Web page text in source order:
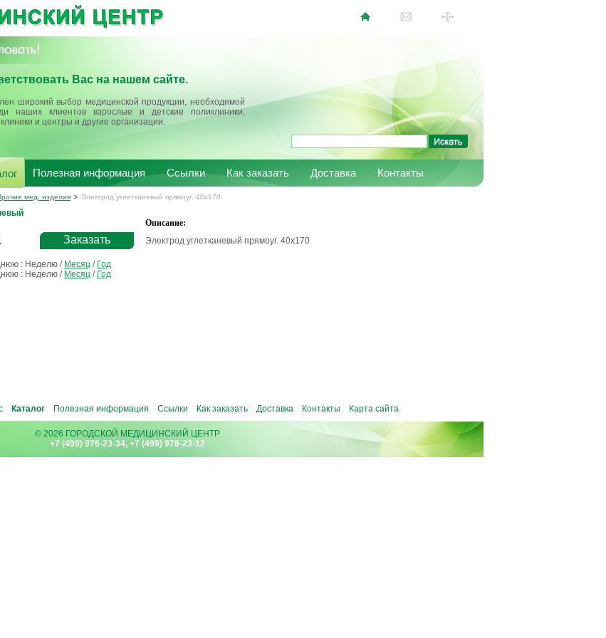
Вас на нашем сайте.
широкий выбор медицинской продукции, необходимой
наших клиентов взрослые и детские поликлиники,
и центры и другие организации.
Полезная информация Ссылки Как заказать Доставка Контакты
мед. изделия Электрод углетканевый прямоуг. 40х170
Заказать
Описание:
Электрод углетканевый прямоуг. 40х170
: Неделю / Месяц / Год
: Неделю / Месяц / Год
Каталог Полезная информация Ссылки Как заказать Доставка Контакты Карта сайта
© 2026 ГОРОДСКОЙ МЕДИЦИНСКИЙ ЦЕНТР
+7 (499) 976-23-34, +7 (499) 976-23-12